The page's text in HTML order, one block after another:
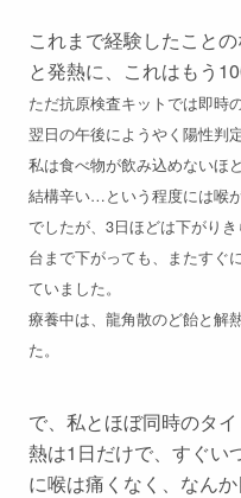
これまで経験したこと
と発熱に、これはもう
ただ抗原検査キットでは即時
翌日の午後にようやく陽性判
私は食べ物が飲み込めないほ
結構辛い…という程度には喉
でしたが、3日ほどは下がり
台まで下がっても、またすぐ
ていました。
療養中は、龍角散のど飴と解
た。
で、私とほぼ同時のタ
熱は1日だけで、すぐい
に喉は痛くなく、なん